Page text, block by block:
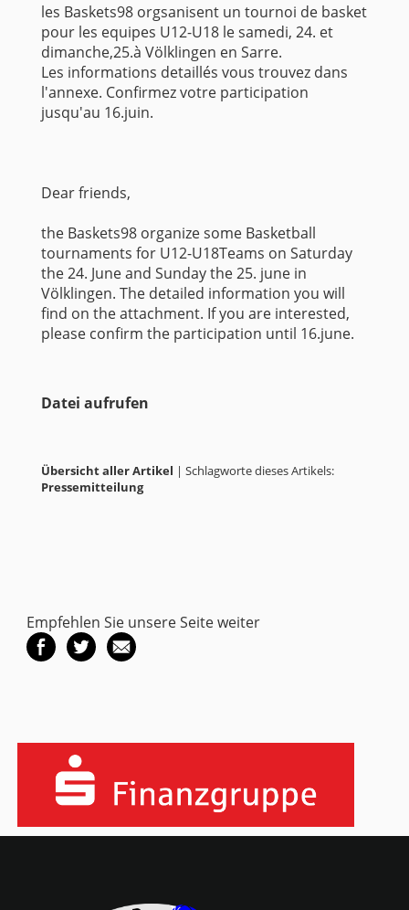
les Baskets98 orgsanisent un tournoi de basket
pour les equipes U12-U18 le samedi, 24. et
dimanche,25.à Völklingen en Sarre.
Les informations detaillés vous trouvez dans
l'annexe. Confirmez votre participation
jusqu'au 16.juin.
Dear friends,
the Baskets98 organize some Basketball
tournaments for U12-U18Teams on Saturday
the 24. June and Sunday the 25. june in
Völklingen. The detailed information you will
find on the attachment. If you are interested,
please confirm the participation until 16.june.
Datei aufrufen
Übersicht aller Artikel | Schlagworte dieses Artikels:
Pressemitteilung
Empfehlen Sie unsere Seite weiter